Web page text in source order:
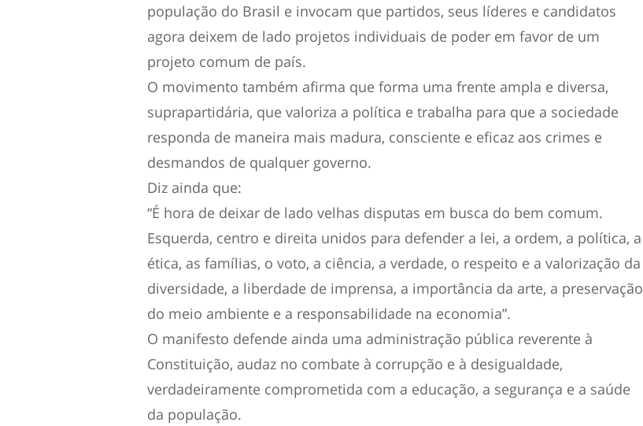
população do Brasil e invocam que partidos, seus líderes e candidatos
agora deixem de lado projetos individuais de poder em favor de um
projeto comum de país.
O movimento também afirma que forma uma frente ampla e diversa,
suprapartidária, que valoriza a política e trabalha para que a sociedade
responda de maneira mais madura, consciente e eficaz aos crimes e
desmandos de qualquer governo.
Diz ainda que:
“É hora de deixar de lado velhas disputas em busca do bem comum.
Esquerda, centro e direita unidos para defender a lei, a ordem, a política, a
ética, as famílias, o voto, a ciência, a verdade, o respeito e a valorização da
diversidade, a liberdade de imprensa, a importância da arte, a preservação
do meio ambiente e a responsabilidade na economia”.
O manifesto defende ainda uma administração pública reverente à
Constituição, audaz no combate à corrupção e à desigualdade,
verdadeiramente comprometida com a educação, a segurança e a saúde
da população.